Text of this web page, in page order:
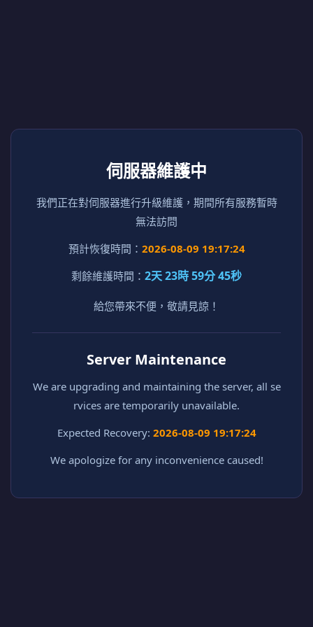
伺服器維護中
我們正在對伺服器進行升級維護，期間所有服務暫時
無法訪問
預計恢復時間： 2026-08-09 19:17:24
剩餘維護時間： 2天 23時 59分 45秒
給您帶來不便，敬請見諒！
Server Maintenance
We are upgrading and maintaining the server, all se
rvices are temporarily unavailable.
Expected Recovery: 2026-08-09 19:17:24
We apologize for any inconvenience caused!